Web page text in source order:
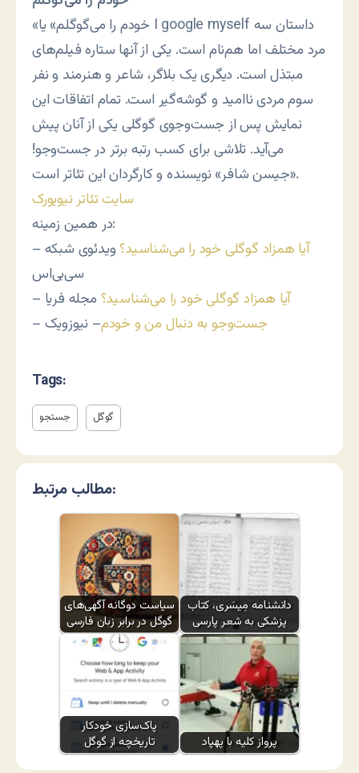
«خودم را می‌گوگلم» یا I google myself داستان سه
مرد مختلف اما هم‌نام است. یکی از آنها ستاره فیلم‌های
مبتذل است. دیگری یک بلاگر، شاعر و هنرمند و نفر
سوم مردی ناامید و گوشه‌گیر است. تمام اتفاقات این
نمایش پس از جست‌وجوی گوگلی یکی از آنان پیش
می‌آید. تلاشی برای کسب رتبه برتر در جست‌وجو!
«جیسن شافر» نویسنده و کارگردان این تئاتر است.
سایت تئاتر نیویورک
در همین زمینه:
–
آیا همزاد گوگلی خود را می‌شناسید؟ویدئوی شبکه
سی‌بی‌اس
–
آیا همزاد گوگلی خود را می‌شناسید؟ مجله فریا
–
جست‌وجو به دنبال من و خودم– نیوزویک
Tags:
جستجو گوگل
مطالب مرتبط:
سیاست دوگانه آگهی‌های
گوگل در برابر زبان فارسی
دانشنامه مِیسَری، کتاب
پزشکی به شعر پارسی
پاک‌سازی خودکار
تاریخچه از گوگل
پرواز کلیه با پهپاد